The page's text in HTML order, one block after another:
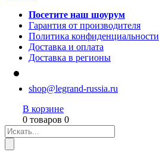
Посетите наш шоурум
Гарантия от производителя
Политика конфиденциальности
Доставка и оплата
Доставка в регионы
shop@legrand-russia.ru
В корзине
0 товаров 0